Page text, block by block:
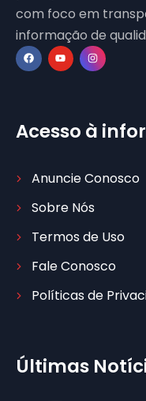
com foco em
informação de
Acesso à
Anuncie Conosco
Sobre Nós
Termos de Uso
Fale Conosco
Políticas de
Últimas